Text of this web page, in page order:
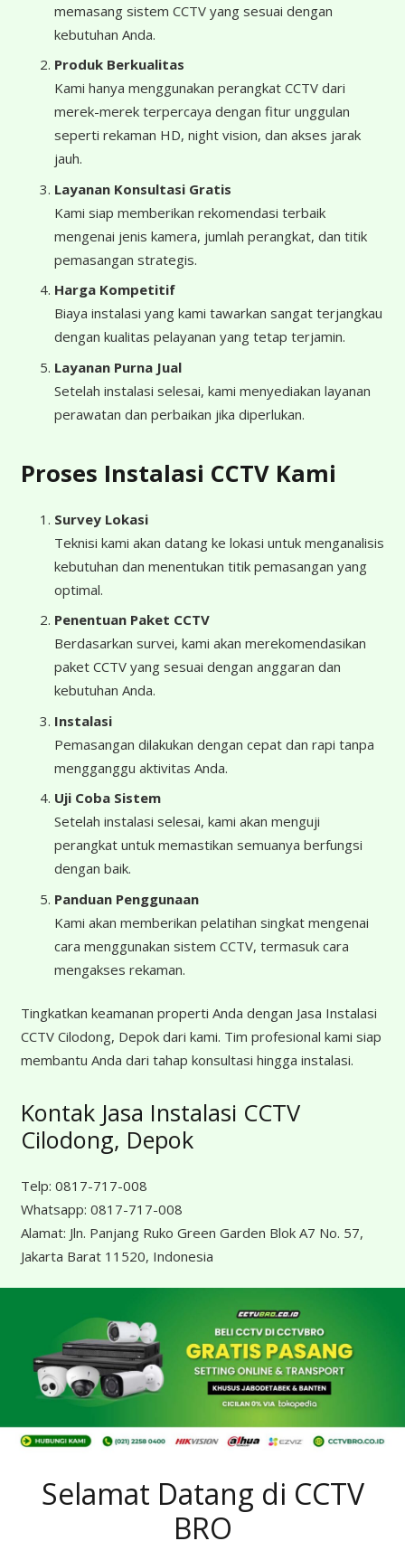
memasang sistem CCTV yang sesuai dengan
kebutuhan Anda.
Produk Berkualitas
Kami hanya menggunakan perangkat CCTV dari
merek-merek terpercaya dengan fitur unggulan
seperti rekaman HD, night vision, dan akses jarak
jauh.
Layanan Konsultasi Gratis
Kami siap memberikan rekomendasi terbaik
mengenai jenis kamera, jumlah perangkat, dan titik
pemasangan strategis.
Harga Kompetitif
Biaya instalasi yang kami tawarkan sangat terjangkau
dengan kualitas pelayanan yang tetap terjamin.
Layanan Purna Jual
Setelah instalasi selesai, kami menyediakan layanan
perawatan dan perbaikan jika diperlukan.
Proses Instalasi CCTV Kami
Survey Lokasi
Teknisi kami akan datang ke lokasi untuk menganalisis
kebutuhan dan menentukan titik pemasangan yang
optimal.
Penentuan Paket CCTV
Berdasarkan survei, kami akan merekomendasikan
paket CCTV yang sesuai dengan anggaran dan
kebutuhan Anda.
Instalasi
Pemasangan dilakukan dengan cepat dan rapi tanpa
mengganggu aktivitas Anda.
Uji Coba Sistem
Setelah instalasi selesai, kami akan menguji
perangkat untuk memastikan semuanya berfungsi
dengan baik.
Panduan Penggunaan
Kami akan memberikan pelatihan singkat mengenai
cara menggunakan sistem CCTV, termasuk cara
mengakses rekaman.
Tingkatkan keamanan properti Anda dengan Jasa Instalasi
CCTV Cilodong, Depok dari kami. Tim profesional kami siap
membantu Anda dari tahap konsultasi hingga instalasi.
Kontak Jasa Instalasi CCTV
Cilodong, Depok
Telp: 0817-717-008
Whatsapp: 0817-717-008
Alamat: Jln. Panjang Ruko Green Garden Blok A7 No. 57,
Jakarta Barat 11520, Indonesia
Selamat Datang di CCTV
BRO